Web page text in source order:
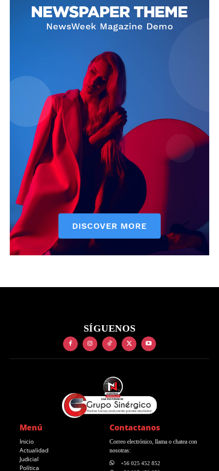
SÍGUENOS
Menú
Inicio
Actualidad
Judicial
Política
Contactanos
Correo electrónico, llama o chatea con
nosotras:
+56 025 452 852